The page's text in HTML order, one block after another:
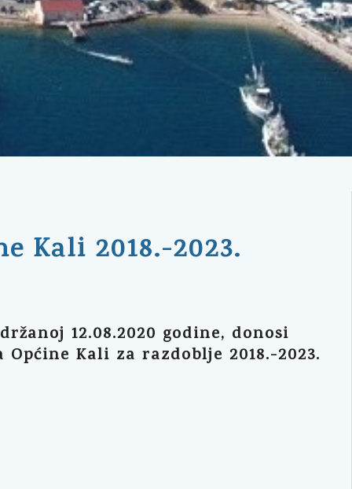
Kali 2018.-2023.
12.08.2020 godine, donosi
Kali za razdoblje 2018.-2023.